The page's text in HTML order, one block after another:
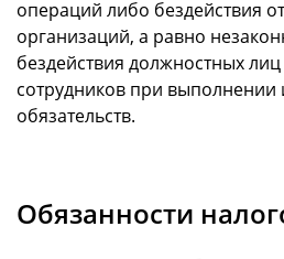
операций либо бездействия
организаций, а равно
бездействия должностных
сотрудников при
обязательств.
Обязанности